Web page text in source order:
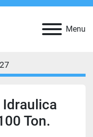
Menu
Ton.